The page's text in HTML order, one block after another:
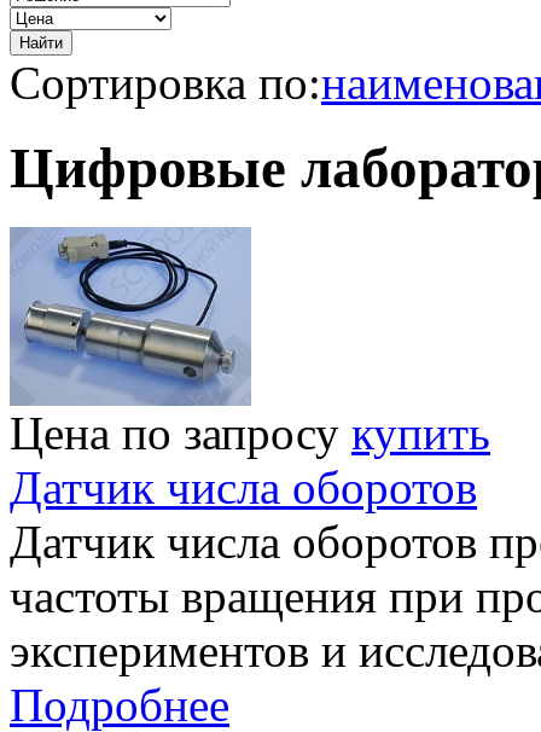
Сортировка по:
Цифровые
Цена по запросу купить
Датчик числа оборотов
Датчик числа оборотов
частоты вращения при
экспериментов и
Подробнее